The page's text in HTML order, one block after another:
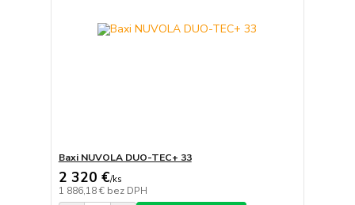
Baxi NUVOLA DUO-TEC+ 33
2 320 €/ks
1 886,18 € bez DPH